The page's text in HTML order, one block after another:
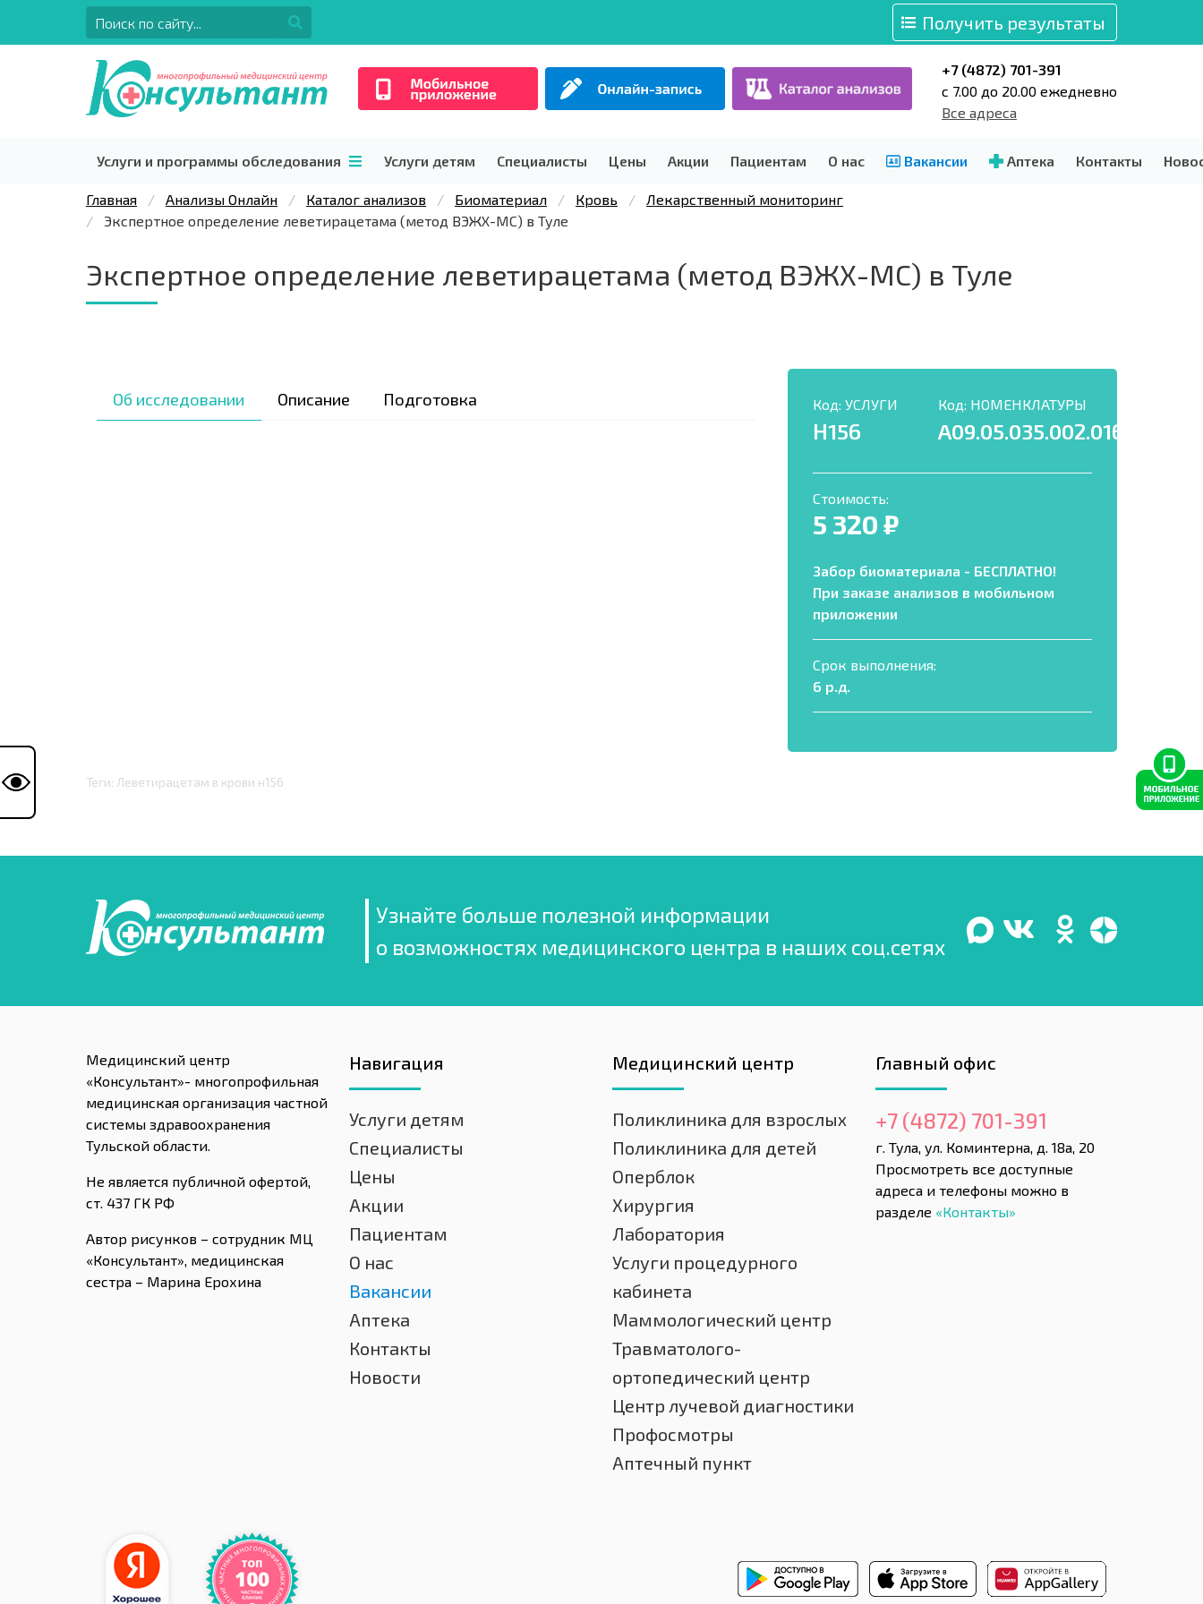
Получить результаты
+7 (4872) 701-391
c 7.00 до 20.00 ежедневно
Все адреса
Услуги и программы обследования Услуги детям Специалисты Цены Акции Пациентам О нас Вакансии Аптека Контакты
Главная Анализы Онлайн Каталог анализов Биоматериал Кровь
Лекарственный мониторинг
Экспертное определение леветирацетама (метод ВЭЖХ-МС) в Туле
Экспертное определение леветирацетама (метод ВЭЖХ-МС) в Туле
Об исследовании Описание Подготовка Код: УСЛУГИ
Н156
Код: НОМЕНКЛАТУРЫ
A09.05.035.002.016
Стоимость:
5 320 ₽
Забор биоматериала - БЕСПЛАТНО!
При заказе анализов в мобильном
приложении
Срок выполнения:
6 р.д.
Теги: Леветирацетам в крови н156
Узнайте больше полезной информации
о возможностях медицинского центра в наших соц.сетях
Медицинский центр
«Консультант»- многопрофильная
медицинская организация частной
системы здравоохранения
Тульской области.
Не является публичной офертой,
ст. 437 ГК РФ
Автор рисунков – сотрудник МЦ
«Консультант», медицинская
сестра – Марина Ерохина
Навигация
Услуги детям
Специалисты
Цены
Акции
Пациентам
О нас
Вакансии
Аптека
Контакты
Новости
Медицинский центр
Поликлиника для взрослых
Поликлиника для детей
Оперблок
Хирургия
Лаборатория
Услуги процедурного
кабинета
Маммологический центр
Травматолого-
ортопедический центр
Центр лучевой диагностики
Профосмотры
Аптечный пункт
Главный офис
+7 (4872) 701-391
г. Тула, ул. Коминтерна, д. 18а, 20
Просмотреть все доступные
адреса и телефоны можно в
разделе «Контакты»